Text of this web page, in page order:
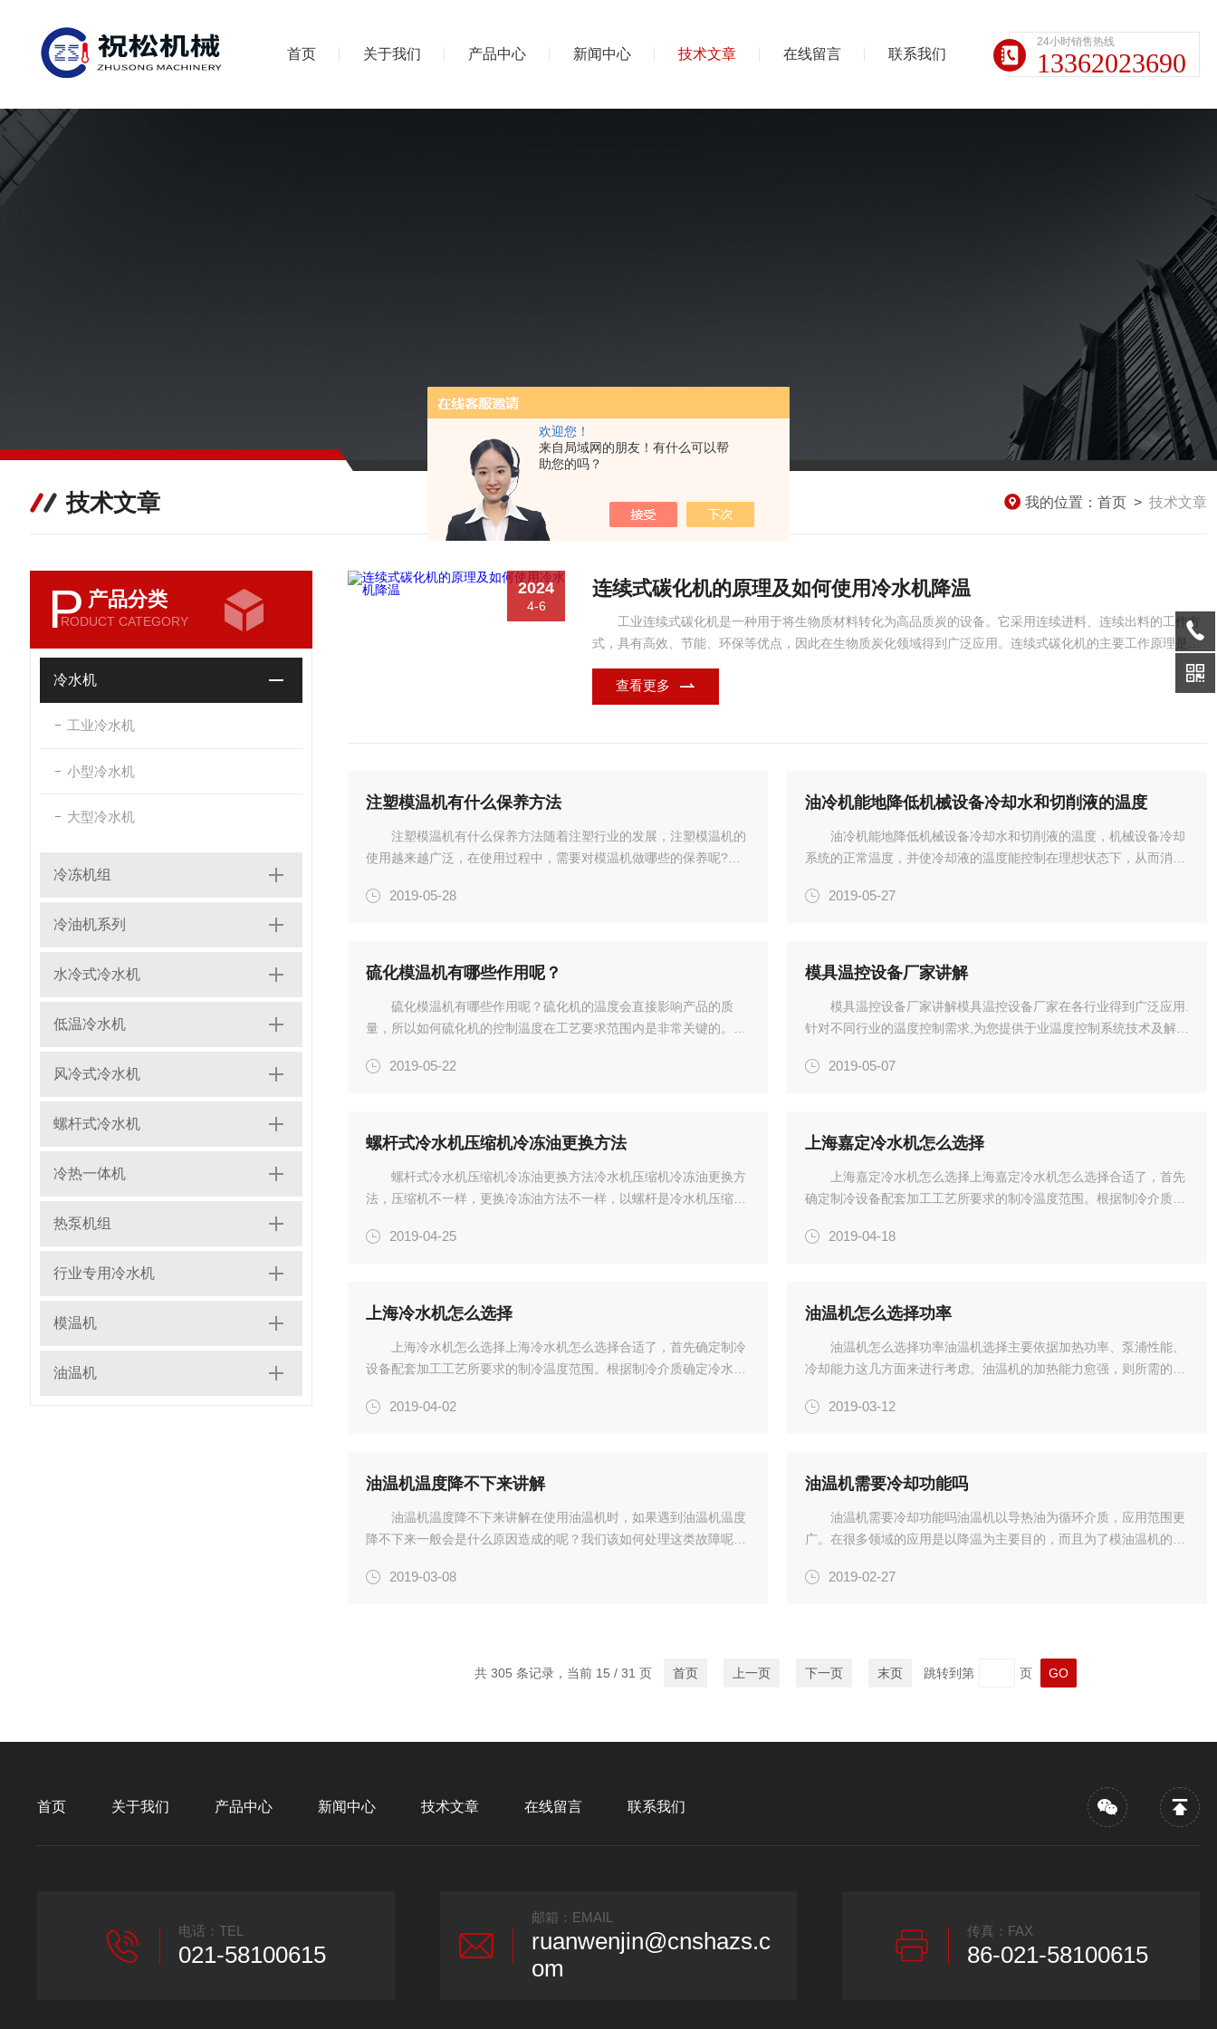
欢迎您！
来自局域网的朋友！有什么可以帮
助您的吗？
首页 关于我们 产品中心 新闻中心 技术文章 在线留言 联系我们
24小时销售热线
13362023690
技术文章 我的位置： 首页 > 技术文章
P 产品分类
RODUCT CATEGORY
冷水机
工业冷水机
小型冷水机
大型冷水机
冷冻机组
冷油机系列
水冷式冷水机
低温冷水机
风冷式冷水机
螺杆式冷水机
冷热一体机
热泵机组
行业专用冷水机
模温机
油温机
2024
4-6
连续式碳化机的原理及如何使用冷水机降温
工业连续式碳化机是一种用于将生物质材料转化为高品质炭的设备。它采用连续进料、连续出料的工作方
式，具有高效、节能、环保等优点，因此在生物质炭化领域得到广泛应用。连续式碳化机的主要工作原理是将
生物质材料在高温下进行热解和碳化，使其转化为高品质炭。在碳化过程中，生物质材料中的水分、挥发分等
杂质被脱除，同时炭质物质得到进一步提纯和增强，从而得到高品质的炭产品。连续式碳化机通常由进料系
统、碳化炉、出料系统、...
查看更多
注塑模温机有什么保养方法
注塑模温机有什么保养方法随着注塑行业的发展，注塑模温机的
使用越来越广泛，在使用过程中，需要对模温机做哪些的保养呢?对
对于媒介是水的水式模温机，用水作导热流体经济，干净，使用简便
2019-05-28
油冷机能地降低机械设备冷却水和切削液的温度
油冷机能地降低机械设备冷却水和切削液的温度，机械设备冷却
系统的正常温度，并使冷却液的温度能控制在理想状态下，从而消除
械加工质量水平。对于油冷机有着相当多的研究，今天就来带大家了
2019-05-27
硫化模温机有哪些作用呢？
硫化模温机有哪些作用呢？硫化机的温度会直接影响产品的质
量，所以如何硫化机的控制温度在工艺要求范围内是非常关键的。通
接和间接硫化两种工艺，都需要用到模温机对其进行控温、冷却。硫
2019-05-22
模具温控设备厂家讲解
模具温控设备厂家讲解模具温控设备厂家在各行业得到广泛应用.
针对不同行业的温度控制需求,为您提供于业温度控制系统技术及解决
以小的能耗,生产出的产品,满足您的需求.模具温控设备厂...
2019-05-07
螺杆式冷水机压缩机冷冻油更换方法
螺杆式冷水机压缩机冷冻油更换方法冷水机压缩机冷冻油更换方
法，压缩机不一样，更换冷冻油方法不一样，以螺杆是冷水机压缩机
冷冻油从压缩机的放油角阀排出。2、压缩机的润滑油，从油过滤器
2019-04-25
上海嘉定冷水机怎么选择
上海嘉定冷水机怎么选择上海嘉定冷水机怎么选择合适了，首先
确定制冷设备配套加工工艺所要求的制冷温度范围。根据制冷介质确
型，主要根据冷水机冷却介质来判断，通常上海冷水机大分类水冷型
2019-04-18
上海冷水机怎么选择
上海冷水机怎么选择上海冷水机怎么选择合适了，首先确定制冷
设备配套加工工艺所要求的制冷温度范围。根据制冷介质确定冷水机
据冷水机冷却介质来判断，通常上海冷水机大分类水冷型和风冷型，
2019-04-02
油温机怎么选择功率
油温机怎么选择功率油温机选择主要依据加热功率、泵浦性能、
冷却能力这几方面来进行考虑。油温机的加热能力愈强，则所需的升
好，过大的加热功率不仅机组造价会比较高，同时对电网的冲击也会
2019-03-12
油温机温度降不下来讲解
油温机温度降不下来讲解在使用油温机时，如果遇到油温机温度
降不下来一般会是什么原因造成的呢？我们该如何处理这类故障呢？
板式换热器或油冷器等装置，系统内的热媒体和冷却水源在换热器中
2019-03-08
油温机需要冷却功能吗
油温机需要冷却功能吗油温机以导热油为循环介质，应用范围更
广。在很多领域的应用是以降温为主要目的，而且为了模油温机的控
用间接冷却的方式，内部安装有板式换热器或油冷器等装置，系统内
2019-02-27
共 305 条记录，当前 15 / 31 页 首页 上一页 下一页 末页 跳转到第 页
首页 关于我们 产品中心 新闻中心 技术文章 在线留言 联系我们
电话：TEL
021-58100615
邮箱：EMAIL
ruanwenjin@cnshazs.c
om
传真：FAX
86-021-58100615